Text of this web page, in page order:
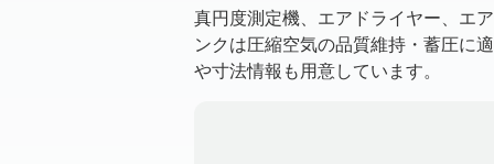
真円度測定機、エアドライヤー、エ
ンクは圧縮空気の品質維持・蓄圧に
や寸法情報も用意しています。